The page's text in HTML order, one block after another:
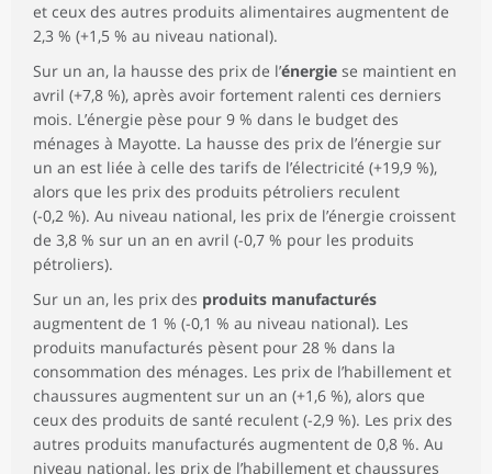
et ceux des autres produits alimentaires augmentent de
2,3 % (+1,5 % au niveau national).
Sur un an, la hausse des prix de l’énergie se maintient en
avril (+7,8 %), après avoir fortement ralenti ces derniers
mois. L’énergie pèse pour 9 % dans le budget des
ménages à Mayotte. La hausse des prix de l’énergie sur
un an est liée à celle des tarifs de l’électricité (+19,9 %),
alors que les prix des produits pétroliers reculent
(-0,2 %). Au niveau national, les prix de l’énergie croissent
de 3,8 % sur un an en avril (-0,7 % pour les produits
pétroliers).
Sur un an, les prix des produits manufacturés
augmentent de 1 % (-0,1 % au niveau national). Les
produits manufacturés pèsent pour 28 % dans la
consommation des ménages. Les prix de l’habillement et
chaussures augmentent sur un an (+1,6 %), alors que
ceux des produits de santé reculent (-2,9 %). Les prix des
autres produits manufacturés augmentent de 0,8 %. Au
niveau national, les prix de l’habillement et chaussures